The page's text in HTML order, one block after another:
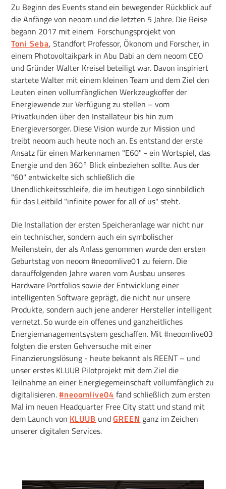
Zu Beginn des Events stand ein bewegender Rückblick auf
die Anfänge von neoom und die letzten 5 Jahre. Die Reise
begann 2017 mit einem Forschungsprojekt von
Toni Seba, Standfort Professor, Ökonom und Forscher, in
einem Photovoltaikpark in Abu Dabi an dem neoom CEO
und Gründer Walter Kreisel beteiligt war. Davon inspiriert
startete Walter mit einem kleinen Team und dem Ziel den
Leuten einen vollumfänglichen Werkzeugkoffer der
Energiewende zur Verfügung zu stellen – vom
Privatkunden über den Installateur bis hin zum
Energieversorger. Diese Vision wurde zur Mission und
treibt neoom auch heute noch an. Es entstand der erste
Ansatz für einen Markennamen "E60" - ein Wortspiel, das
Energie und den 360° Blick einbeziehen sollte. Aus der
"60" entwickelte sich schließlich die
Unendlichkeitsschleife, die im heutigen Logo sinnbildlich
für das Leitbild "infinite power for all of us" steht.
Die Installation der ersten Speicheranlage war nicht nur
ein technischer, sondern auch ein symbolischer
Meilenstein, der als Anlass genommen wurde den ersten
Geburtstag von neoom #neoomlive01 zu feiern. Die
darauffolgenden Jahre waren vom Ausbau unseres
Hardware Portfolios sowie der Entwicklung einer
intelligenten Software geprägt, die nicht nur unsere
Produkte, sondern auch jene anderer Hersteller intelligent
vernetzt. So wurde ein offenes und ganzheitliches
Energiemanagementsystem geschaffen. Mit #neoomlive03
folgten die ersten Gehversuche mit einer
Finanzierungslösung - heute bekannt als REENT – und
unser erstes KLUUB Pilotprojekt mit dem Ziel die
Teilnahme an einer Energiegemeinschaft vollumfänglich zu
digitalisieren.#neoomlive04 fand schließlich zum ersten
Mal im neuen Headquarter Free City statt und stand mit
dem Launch von KLUUB undGREEN ganz im Zeichen
unserer digitalen Services.